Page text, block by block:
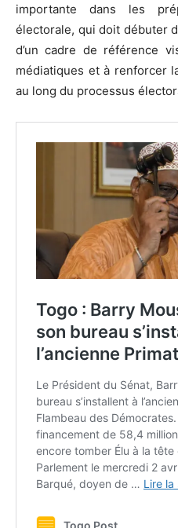
importante dans les
électorale, qui doit débuter
d’un cadre de référence
médiatiques et à renforcer
au long du processus